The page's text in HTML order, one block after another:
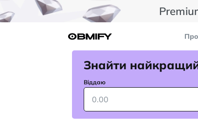
Знайти
Віддаю